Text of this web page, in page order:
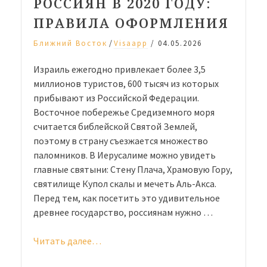
ПРАВИЛА ОФОРМЛЕНИЯ
Ближний Восток /Visaapp / 04.05.2026
Израиль ежегодно привлекает более 3,5
миллионов туристов, 600 тысяч из которых
прибывают из Российской Федерации.
Восточное побережье Средиземного моря
считается библейской Святой Землей,
поэтому в страну съезжается множество
паломников. В Иерусалиме можно увидеть
главные святыни: Стену Плача, Храмовую Гору,
святилище Купол скалы и мечеть Аль-Акса.
Перед тем, как посетить это удивительное
древнее государство, россиянам нужно …
Читать далее…